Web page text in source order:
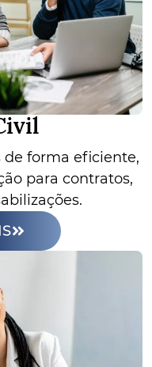
de forma eficiente,
para contratos,